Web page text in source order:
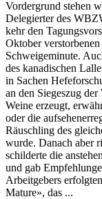
Vordergrund stehen
Delegierter des
kehr den
Oktober
Schweigeminute.
des kanadischen
in Sachen
an den Siegeszug
Weine erzeugt,
oder die
Räuschling des
wurde. Danach aber
schilderte die
und gab
Arbeitgebers
Mature», das ...